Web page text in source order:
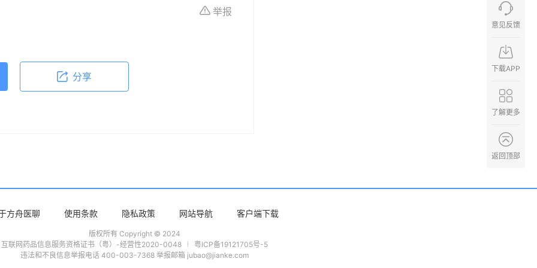
本文内容采取的任何行动，本文作者、出版方
举报
分享
方舟医聊 使用条款 隐私政策 网站导航 客户端下载
版权所有 Copyright © 2024
互联网药品信息服务资格证书（粤）-经营性2020-0048
粤ICP备19121705号-5
违法和不良信息举报电话 400-003-7368 举报邮箱 jubao@jianke.com
意见反馈
下载APP
了解更多
返回顶部